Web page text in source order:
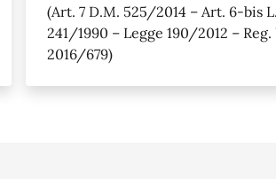
(Art. 7 D.M. 525/2014 – Art. 6-bis L.
241/1990 – Legge 190/2012 – Reg.
2016/679)